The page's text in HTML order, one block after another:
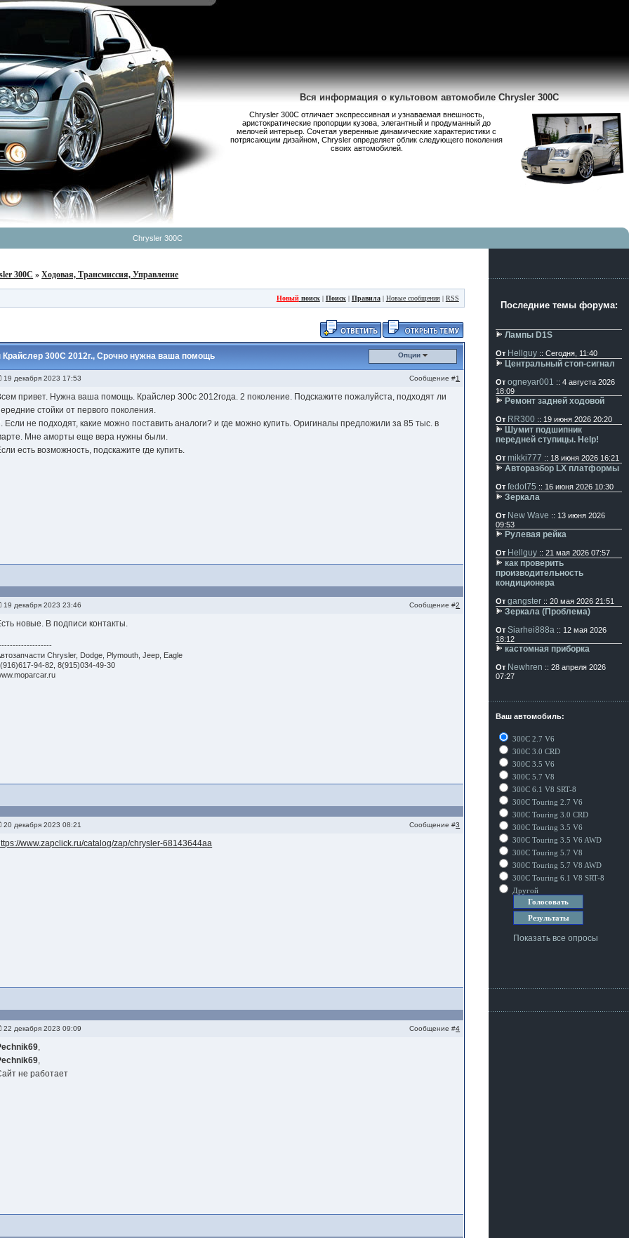
Вся информация о культовом автомобиле Chrysler 300C
Chrysler 300С отличает экспрессивная и узнаваемая внешность,
аристократические пропорции кузова, элегантный и продуманный до
мелочей интерьер. Сочетая уверенные динамические характеристики с
потрясающим дизайном, Chrysler определяет облик следующего поколения
своих автомобилей.
Chrysler 300C
300C »Ходовая, Трансмиссия, Управление
Новыйпоиск| Поиск| Правила| Новые сообщения| RSS
300С 2012г., Срочно нужна ваша помощь Опции
19 декабря 2023 17:53 Сообщение #1
привет. Нужна ваша помощь. Крайслер 300с 2012года. 2 поколение. Подскажите пожалуйста, подходят ли
стойки от первого поколения.
Если не подходят, какие можно поставить аналоги? и где можно купить. Оригиналы предложили за 85 тыс. в
Мне аморты еще вера нужны были.
есть возможность, подскажите где купить.
19 декабря 2023 23:46 Сообщение #2
новые. В подписи контакты.
Chrysler, Dodge, Plymouth, Jeep, Eagle
94-82, 8(915)034-49-30
20 декабря 2023 08:21 Сообщение #3
www.zapclick.ru/catalog/zap/chrysler-68143644aa
22 декабря 2023 09:09 Сообщение #4
,
,
не работает
Последние темы форума:
Лампы D1S
От Hellguy :: Сегодня, 11:40
Центральный стоп-сигнал
От ogneyar001 :: 4 августа 2026
18:09
Ремонт задней ходовой
От RR300 :: 19 июня 2026 20:20
Шумит подшипник
передней ступицы. Help!
От mikki777 :: 18 июня 2026 16:21
Авторазбор LX платформы
От fedot75 :: 16 июня 2026 10:30
Зеркала
От New Wave :: 13 июня 2026
09:53
Рулевая рейка
От Hellguy :: 21 мая 2026 07:57
как проверить
производительность
кондиционера
От gangster :: 20 мая 2026 21:51
Зеркала (Проблема)
От Siarhei888a :: 12 мая 2026
18:12
кастомная приборка
От Newhren :: 28 апреля 2026
07:27
Ваш автомобиль:
300C 2.7 V6
300C 3.0 CRD
300C 3.5 V6
300C 5.7 V8
300C 6.1 V8 SRT-8
300C Touring 2.7 V6
300C Touring 3.0 CRD
300C Touring 3.5 V6
300C Touring 3.5 V6 AWD
300C Touring 5.7 V8
300C Touring 5.7 V8 AWD
300C Touring 6.1 V8 SRT-8
Другой
Показать все опросы